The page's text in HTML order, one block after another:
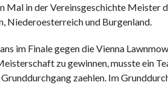
Mal in der Vereinsgeschichte Meister
Niederoesterreich und Burgenland.
im Finale gegen die Vienna
zu gewinnen, musste ein
zaehlen. Im